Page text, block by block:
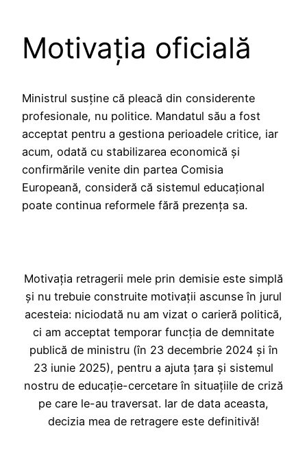
Motivația oficială
Ministrul susține că pleacă din considerente
profesionale, nu politice. Mandatul său a fost
acceptat pentru a gestiona perioadele critice, iar
acum, odată cu stabilizarea economică și
confirmările venite din partea Comisia
Europeană, consideră că sistemul educațional
poate continua reformele fără prezența sa.
Motivația retragerii mele prin demisie este simplă
și nu trebuie construite motivații ascunse în jurul
acesteia: niciodată nu am vizat o carieră politică,
ci am acceptat temporar funcția de demnitate
publică de ministru (în 23 decembrie 2024 și în
23 iunie 2025), pentru a ajuta țara și sistemul
nostru de educație-cercetare în situațiile de criză
pe care le-au traversat. Iar de data aceasta,
decizia mea de retragere este definitivă!